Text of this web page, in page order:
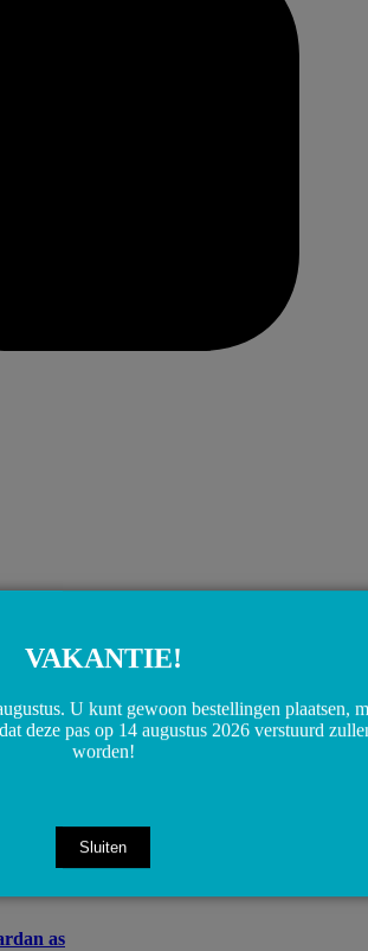
as
VAKANTIE!
U kunt gewoon bestellingen plaatsen,
deze pas op 14 augustus 2026 verstuurd
worden!
Sluiten